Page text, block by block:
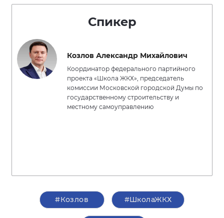
Спикер
Козлов Александр Михайлович
Координатор федерального партийного
проекта «Школа ЖКХ», председатель
комиссии Московской городской Думы по
государственному строительству и
местному самоуправлению
#Козлов #ШколаЖКХ